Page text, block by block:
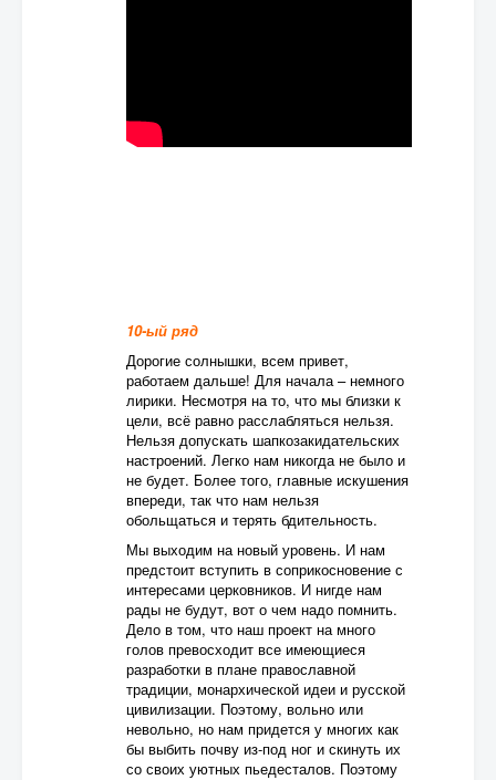
10-ый ряд
Дорогие солнышки, всем привет,
работаем дальше! Для начала – немного
лирики. Несмотря на то, что мы близки к
цели, всё равно расслабляться нельзя.
Нельзя допускать шапкозакидательских
настроений. Легко нам никогда не было и
не будет. Более того, главные искушения
впереди, так что нам нельзя
обольщаться и терять бдительность.
Мы выходим на новый уровень. И нам
предстоит вступить в соприкосновение с
интересами церковников. И нигде нам
рады не будут, вот о чем надо помнить.
Дело в том, что наш проект на много
голов превосходит все имеющиеся
разработки в плане православной
традиции, монархической идеи и русской
цивилизации. Поэтому, вольно или
невольно, но нам придется у многих как
бы выбить почву из-под ног и скинуть их
со своих уютных пьедесталов. Поэтому